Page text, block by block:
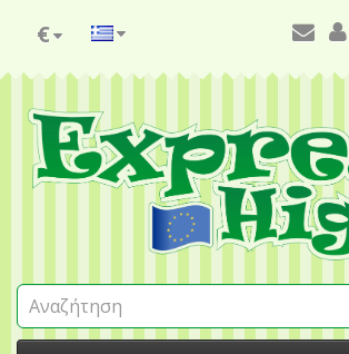
€